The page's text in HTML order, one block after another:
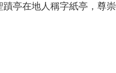
亭在地人稱字紙亭，尊崇